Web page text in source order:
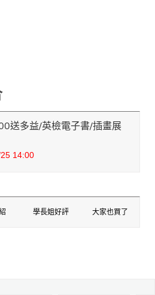
送多益/英檢電子書/插畫展
14:00
學長姐好評 大家也買了